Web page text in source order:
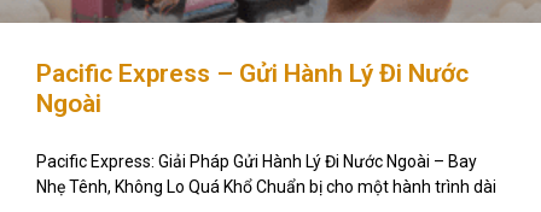
Pacific Express – Gửi Hành Lý Đi Nước
Ngoài
Pacific Express: Giải Pháp Gửi Hành Lý Đi Nước Ngoài – Bay
Nhẹ Tênh, Không Lo Quá Khổ Chuẩn bị cho một hành trình dài